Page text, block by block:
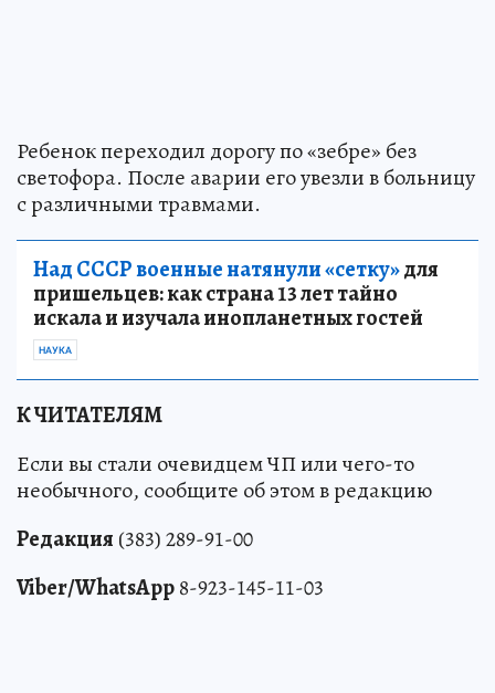
Ребенок переходил дорогу по «зебре» без
светофора. После аварии его увезли в больницу
с различными травмами.
Над СССР военные натянули «сетку»для
пришельцев: как страна 13 лет тайно
искала и изучала инопланетных гостей
НАУКА
К ЧИТАТЕЛЯМ
Если вы стали очевидцем ЧП или чего-то
необычного, сообщите об этом в редакцию
Редакция (383) 289-91-00
Viber/WhatsApp8-923-145-11-03